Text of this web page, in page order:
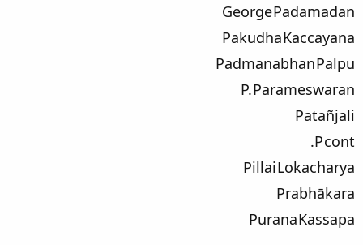
George Padamadan
Pakudha Kaccayana
Padmanabhan Palpu
P. Parameswaran
Patañjali
P cont.
Pillai Lokacharya
Prabhākara
Purana Kassapa